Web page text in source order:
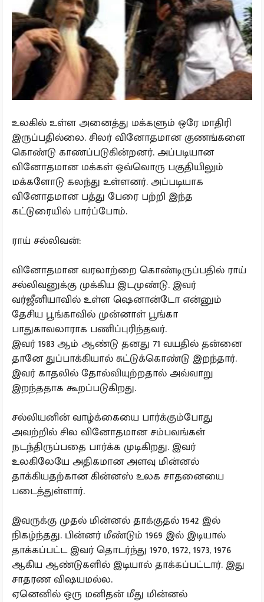
உலகில் உள்ள அனைத்து மக்களும் ஒரே மாதிரி
இருப்பதில்லை. சிலர் வினோதமான குணங்களை
கொண்டு காணப்படுகின்றனர். அப்படியான
வினோதமான மக்கள் ஒவ்வொரு பகுதியிலும்
மக்களோடு கலந்து உள்ளனர். அப்படியாக
வினோதமான பத்து பேரை பற்றி இந்த
கட்டுரையில் பார்ப்போம்.
ராய் சல்லிவன்:
வினோதமான வரலாற்றை கொண்டிருப்பதில் ராய்
சல்லிவனுக்கு முக்கிய இடமுண்டு. இவர்
வர்ஜீனியாவில் உள்ள ஷெனான்டோ என்னும்
தேசிய பூங்காவில் முன்னாள் பூங்கா
பாதுகாவலாராக பணிப்புரிந்தவர்.
இவர் 1983 ஆம் ஆண்டு தனது 71 வயதில் தன்னை
தானே துப்பாக்கியால் சுட்டுக்கொண்டு இறந்தார்.
இவர் காதலில் தோல்வியுற்றதால் அவ்வாறு
இறந்ததாக கூறப்படுகிறது.
சல்லியனின் வாழ்க்கையை பார்க்கும்போது
அவற்றில் சில வினோதமான சம்பவங்கள்
நடந்திருப்பதை பார்க்க முடிகிறது. இவர்
உலகிலேயே அதிகமான அளவு மின்னல்
தாக்கியதற்கான கின்னஸ் உலக சாதனையை
படைத்துள்ளார்.
இவருக்கு முதல் மின்னல் தாக்குதல் 1942 இல்
நிகழ்ந்தது. பின்னர் மீண்டும் 1969 இல் இடியால்
தாக்கப்பட்ட இவர் தொடர்ந்து 1970, 1972, 1973, 1976
ஆகிய ஆண்டுகளில் இடியால் தாக்கப்பட்டார். இது
சாதரண விஷயமல்ல.
ஏனெனில் ஒரு மனிதன் மீது மின்னல்